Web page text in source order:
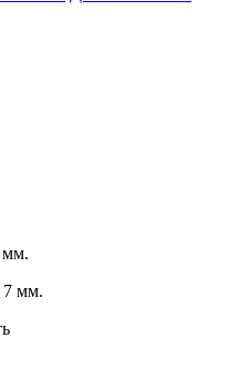
мм.
7 мм.